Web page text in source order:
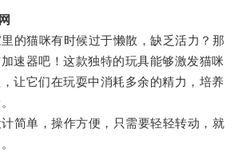
猫咪有时候过于懒散，缺乏活力？那
速器吧！这款独特的玩具能够激发猫咪
让它们在玩耍中消耗多余的精力，培养
单，操作方便，只需要轻轻转动，就